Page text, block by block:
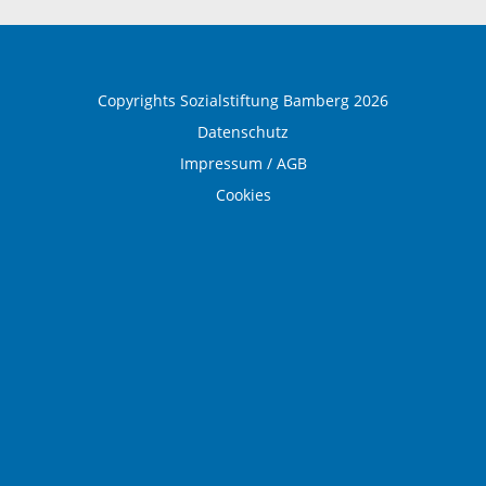
Copyrights Sozialstiftung Bamberg 2026
Datenschutz
Impressum / AGB
Cookies